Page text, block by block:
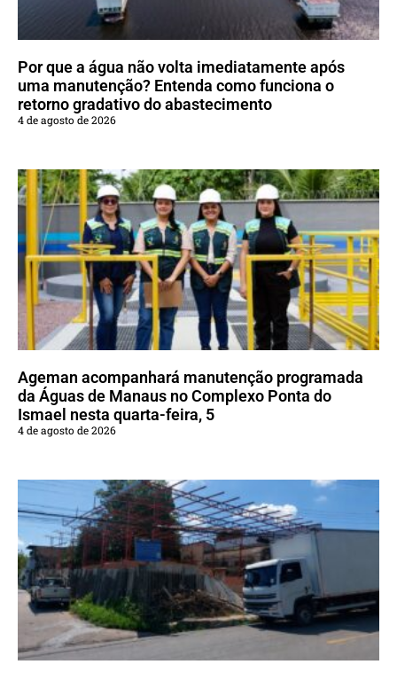
Por que a água não volta imediatamente após
uma manutenção? Entenda como funciona o
retorno gradativo do abastecimento
4 de agosto de 2026
Ageman acompanhará manutenção programada
da Águas de Manaus no Complexo Ponta do
Ismael nesta quarta-feira, 5
4 de agosto de 2026